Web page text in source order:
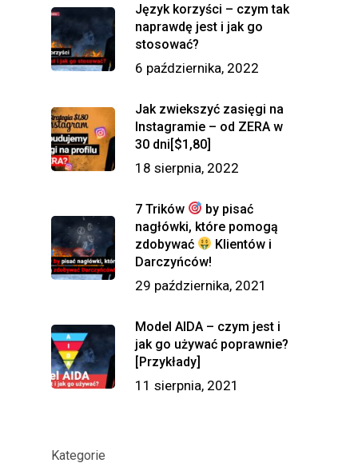
Język korzyści – czym tak
naprawdę jest i jak go
stosować?
6 października, 2022
Jak zwiekszyć zasięgi na
Instagramie – od ZERA w
30 dni[$1,80]
18 sierpnia, 2022
7 Trików
by pisać
nagłówki, które pomogą
zdobywać
Klientów i
Darczyńców!
29 października, 2021
Model AIDA – czym jest i
jak go używać poprawnie?
[Przykłady]
11 sierpnia, 2021
Kategorie